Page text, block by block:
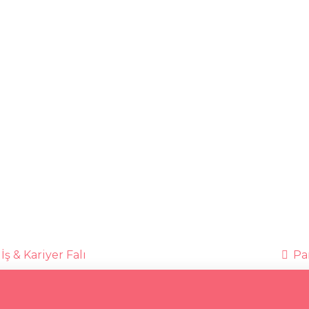
İş & Kariyer Falı